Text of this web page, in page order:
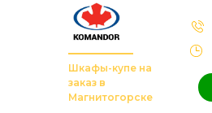
Шкафы-купе на
заказ в
Магнитогорске